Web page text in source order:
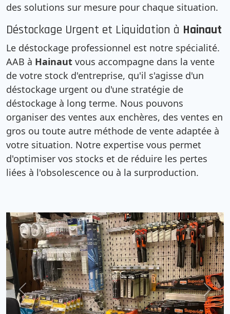
des solutions sur mesure pour chaque situation.
Déstockage Urgent et Liquidation à Hainaut
Le déstockage professionnel est notre spécialité.
AAB à Hainaut vous accompagne dans la vente
de votre stock d'entreprise, qu'il s'agisse d'un
déstockage urgent ou d'une stratégie de
déstockage à long terme. Nous pouvons
organiser des ventes aux enchères, des ventes en
gros ou toute autre méthode de vente adaptée à
votre situation. Notre expertise vous permet
d'optimiser vos stocks et de réduire les pertes
liées à l'obsolescence ou à la surproduction.
Previous Next